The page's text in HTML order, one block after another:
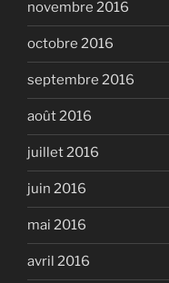
novembre 2016
octobre 2016
septembre 2016
août 2016
juillet 2016
juin 2016
mai 2016
avril 2016